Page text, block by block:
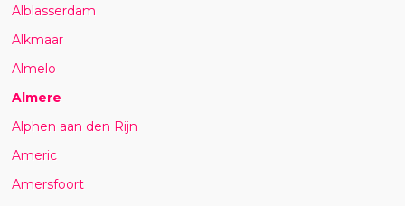
Alblasserdam
Alkmaar
Almelo
Almere
Alphen aan den Rijn
Americ
Amersfoort